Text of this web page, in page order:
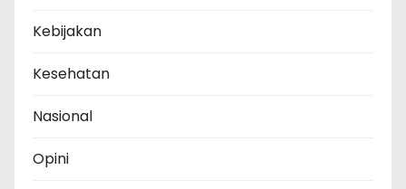
Kebijakan
Kesehatan
Nasional
Opini